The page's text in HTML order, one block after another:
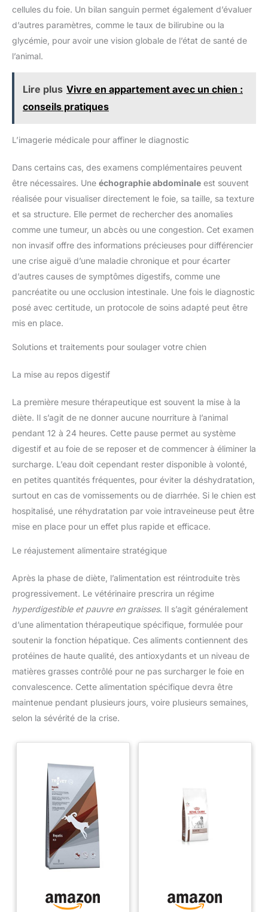
cellules du foie. Un bilan sanguin permet également d’évaluer
d’autres paramètres, comme le taux de bilirubine ou la
glycémie, pour avoir une vision globale de l’état de santé de
l’animal.
Lire plus Vivre en appartement avec un chien :
conseils pratiques
L’imagerie médicale pour affiner le diagnostic
Dans certains cas, des examens complémentaires peuvent
être nécessaires. Une échographie abdominale est souvent
réalisée pour visualiser directement le foie, sa taille, sa texture
et sa structure. Elle permet de rechercher des anomalies
comme une tumeur, un abcès ou une congestion. Cet examen
non invasif offre des informations précieuses pour différencier
une crise aiguë d’une maladie chronique et pour écarter
d’autres causes de symptômes digestifs, comme une
pancréatite ou une occlusion intestinale. Une fois le diagnostic
posé avec certitude, un protocole de soins adapté peut être
mis en place.
Solutions et traitements pour soulager votre chien
La mise au repos digestif
La première mesure thérapeutique est souvent la mise à la
diète. Il s’agit de ne donner aucune nourriture à l’animal
pendant 12 à 24 heures. Cette pause permet au système
digestif et au foie de se reposer et de commencer à éliminer la
surcharge. L’eau doit cependant rester disponible à volonté,
en petites quantités fréquentes, pour éviter la déshydratation,
surtout en cas de vomissements ou de diarrhée. Si le chien est
hospitalisé, une réhydratation par voie intraveineuse peut être
mise en place pour un effet plus rapide et efficace.
Le réajustement alimentaire stratégique
Après la phase de diète, l’alimentation est réintroduite très
progressivement. Le vétérinaire prescrira un régime
hyperdigestible et pauvre en graisses. Il s’agit généralement
d’une alimentation thérapeutique spécifique, formulée pour
soutenir la fonction hépatique. Ces aliments contiennent des
protéines de haute qualité, des antioxydants et un niveau de
matières grasses contrôlé pour ne pas surcharger le foie en
convalescence. Cette alimentation spécifique devra être
maintenue pendant plusieurs jours, voire plusieurs semaines,
selon la sévérité de la crise.